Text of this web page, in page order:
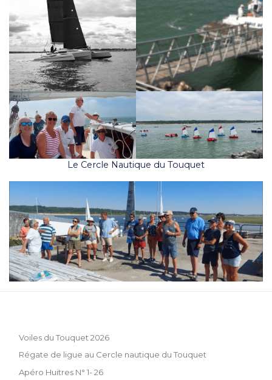
Le Cercle Nautique du Touquet
Voiles du Touquet 2026
Régate de ligue au Cercle nautique du Touquet
Apéro Huitres N° 1- 26